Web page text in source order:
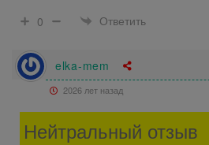
0
Ответить
elka-mem
2026 лет назад
Нейтральный отзыв